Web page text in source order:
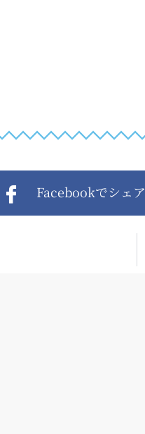
Facebookでシェア